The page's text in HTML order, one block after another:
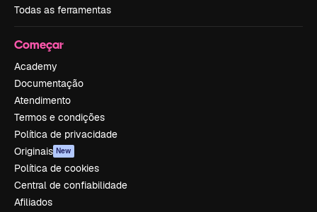
Todas as ferramentas
Começar
Academy
Documentação
Atendimento
Termos e condições
Política de privacidade
Originais New
Política de cookies
Central de confiabilidade
Afiliados